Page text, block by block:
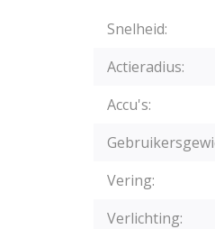
Snelheid:
Actieradius:
Accu's:
Vering:
Verlichting: